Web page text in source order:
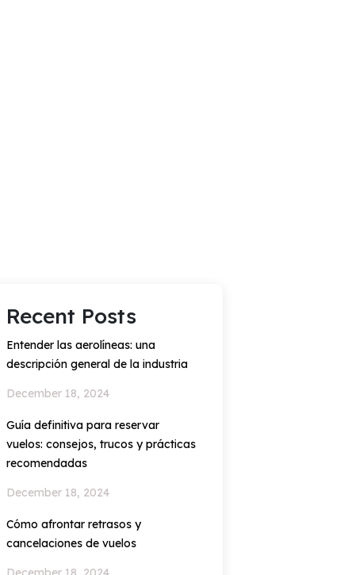
Recent Posts
Entender las aerolíneas: una
descripción general de la industria
December 18, 2024
Guía definitiva para reservar
vuelos: consejos, trucos y prácticas
recomendadas
December 18, 2024
Cómo afrontar retrasos y
cancelaciones de vuelos